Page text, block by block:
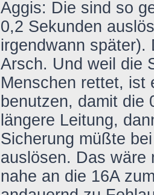
Aggis: Die sind so
0,2 Sekunden
irgendwann später).
Arsch. Und weil die
Menschen rettet, ist
benutzen, damit die
längere Leitung,
Sicherung müßte
auslösen. Das wäre
nahe an die 16A